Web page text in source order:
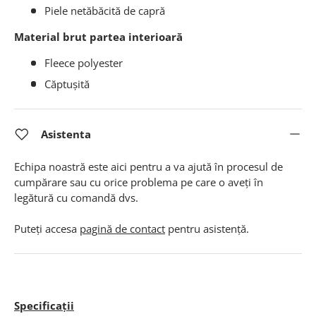
Piele netăbăcită de capră
Material brut partea interioară
Fleece polyester
Căptușită
Asistenta
Echipa noastră este aici pentru a va ajută în procesul de
cumpărare sau cu orice problema pe care o aveți în
legătură cu comandă dvs.
Puteți accesa pagină de contact pentru asistență.
Specificații